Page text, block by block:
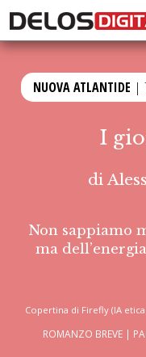
NUOVA ATLANTIDE |
I
di
Non sappiamo
ma
Copertina di Firefly (IA
ROMANZO BREVE |